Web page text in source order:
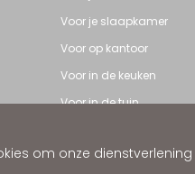
om onze
Voor je slaapkamer
Voor op kantoor
Voor in de keuken
Voor in de tuin
Zakelijke wanddecoratie